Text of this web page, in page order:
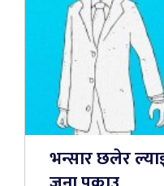
भन्सार छलेर